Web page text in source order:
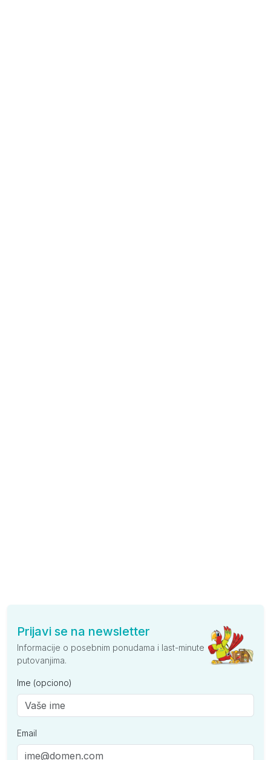
Prijavi se na newsletter
Informacije o posebnim ponudama i last-minute
putovanjima.
Ime (opciono)
Email